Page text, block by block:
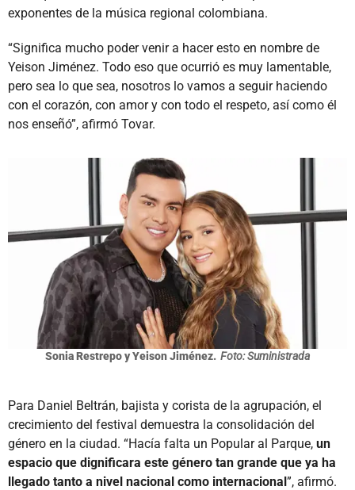
exponentes de la música regional colombiana.
“Significa mucho poder venir a hacer esto en nombre de
Yeison Jiménez. Todo eso que ocurrió es muy lamentable,
pero sea lo que sea, nosotros lo vamos a seguir haciendo
con el corazón, con amor y con todo el respeto, así como él
nos enseñó”, afirmó Tovar.
Sonia Restrepo y Yeison Jiménez. Foto: Suministrada
Para Daniel Beltrán, bajista y corista de la agrupación, el
crecimiento del festival demuestra la consolidación del
género en la ciudad. “Hacía falta un Popular al Parque, un
espacio que dignificara este género tan grande que ya ha
llegado tanto a nivel nacional como internacional”, afirmó.